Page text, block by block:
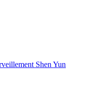
Shen Yun